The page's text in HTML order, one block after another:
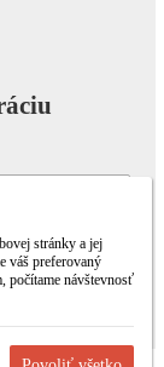
stránky a jej
váš preferovaný
počítame návštevnosť